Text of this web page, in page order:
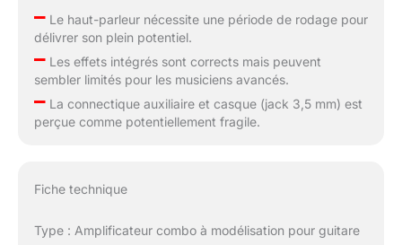
–Le haut-parleur nécessite une période de rodage pour
délivrer son plein potentiel.
–Les effets intégrés sont corrects mais peuvent
sembler limités pour les musiciens avancés.
–La connectique auxiliaire et casque (jack 3,5 mm) est
perçue comme potentiellement fragile.
Fiche technique
Type : Amplificateur combo à modélisation pour guitare